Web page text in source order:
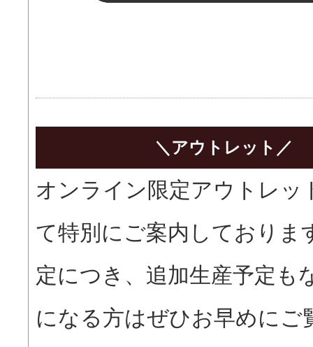
＼アウトレット／
オンライン限定アウトレッ
て特別にご案内しておりま
定につき、追加生産予定も
になる方はぜひお早めにご